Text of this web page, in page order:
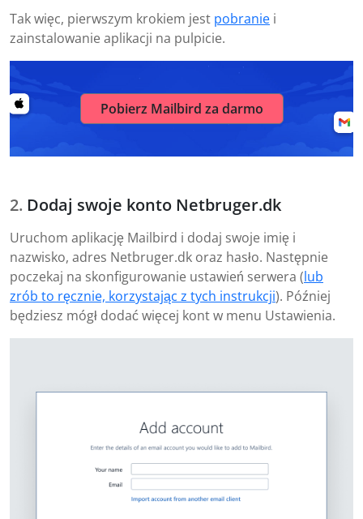
Tak więc, pierwszym krokiem jest pobranie i
zainstalowanie aplikacji na pulpicie.
Pobierz Mailbird za darmo
Dodaj swoje konto Netbruger.dk
Uruchom aplikację Mailbird i dodaj swoje imię i
nazwisko, adres Netbruger.dk oraz hasło. Następnie
poczekaj na skonfigurowanie ustawień serwera (lub
zrób to ręcznie, korzystając z tych instrukcji). Później
będziesz mógł dodać więcej kont w menu Ustawienia.